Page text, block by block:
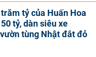
tỷ của Huấn Hoa
tỷ, dàn siêu xe
tùng Nhật đắt đỏ